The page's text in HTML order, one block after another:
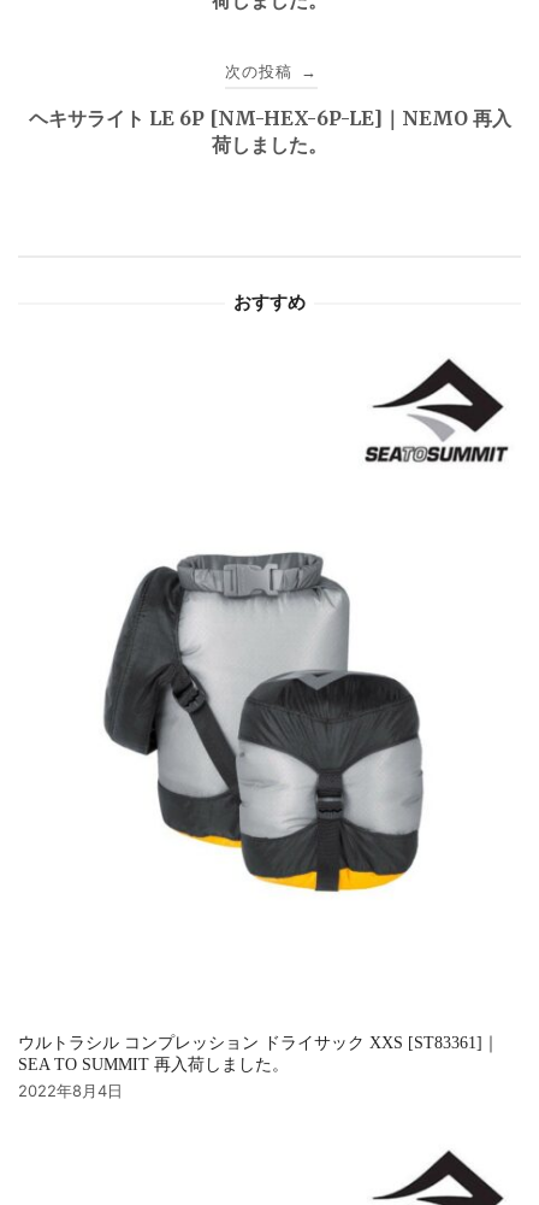
ゲ
次の投稿 →
ヘキサライト LE 6P [NM-HEX-6P-LE]｜NEMO 再入
荷しました。
おすすめ
ウルトラシル コンプレッション ドライサック XXS [ST83361]｜
SEA TO SUMMIT 再入荷しました。
2022年8月4日